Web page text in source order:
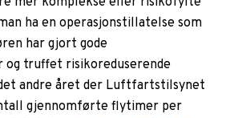
ha en operasjonstillatelse som
har gjort gode
og truffet risikoreduserende
andre året der Luftfartstilsynet
gjennomførte flytimer per